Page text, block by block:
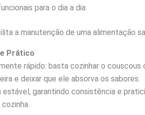
para o dia a dia
a manutenção de uma alimentação
Prático
rápido: basta cozinhar o
e deixar que ele absorva os sabores.
garantindo consistência e